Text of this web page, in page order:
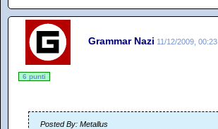
Grammar Nazi 11/12/2009, 00:23
6 punti
Posted By: Metallus